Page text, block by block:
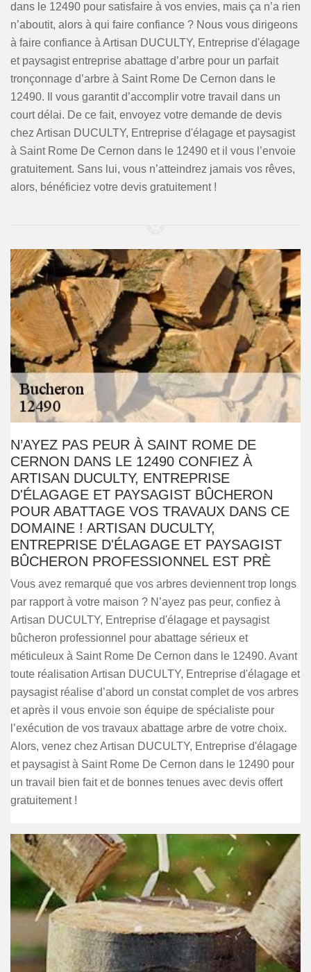
dans le 12490 pour satisfaire à vos envies, mais ça n’a rien
n’aboutit, alors à qui faire confiance ? Nous vous dirigeons
à faire confiance à Artisan DUCULTY, Entreprise d'élagage
et paysagist entreprise abattage d’arbre pour un parfait
tronçonnage d’arbre à Saint Rome De Cernon dans le
12490. Il vous garantit d’accomplir votre travail dans un
court délai. De ce fait, envoyez votre demande de devis
chez Artisan DUCULTY, Entreprise d'élagage et paysagist
à Saint Rome De Cernon dans le 12490 et il vous l’envoie
gratuitement. Sans lui, vous n’atteindrez jamais vos rêves,
alors, bénéficiez votre devis gratuitement !
N’AYEZ PAS PEUR À SAINT ROME DE
CERNON DANS LE 12490 CONFIEZ À
ARTISAN DUCULTY, ENTREPRISE
D'ÉLAGAGE ET PAYSAGIST BÛCHERON
POUR ABATTAGE VOS TRAVAUX DANS CE
DOMAINE ! ARTISAN DUCULTY,
ENTREPRISE D'ÉLAGAGE ET PAYSAGIST
BÛCHERON PROFESSIONNEL EST PRÈ
Vous avez remarqué que vos arbres deviennent trop longs
par rapport à votre maison ? N’ayez pas peur, confiez à
Artisan DUCULTY, Entreprise d'élagage et paysagist
bûcheron professionnel pour abattage sérieux et
méticuleux à Saint Rome De Cernon dans le 12490. Avant
toute réalisation Artisan DUCULTY, Entreprise d'élagage et
paysagist réalise d’abord un constat complet de vos arbres
et après il vous envoie son équipe de spécialiste pour
l’exécution de vos travaux abattage arbre de votre choix.
Alors, venez chez Artisan DUCULTY, Entreprise d'élagage
et paysagist à Saint Rome De Cernon dans le 12490 pour
un travail bien fait et de bonnes tenues avec devis offert
gratuitement !